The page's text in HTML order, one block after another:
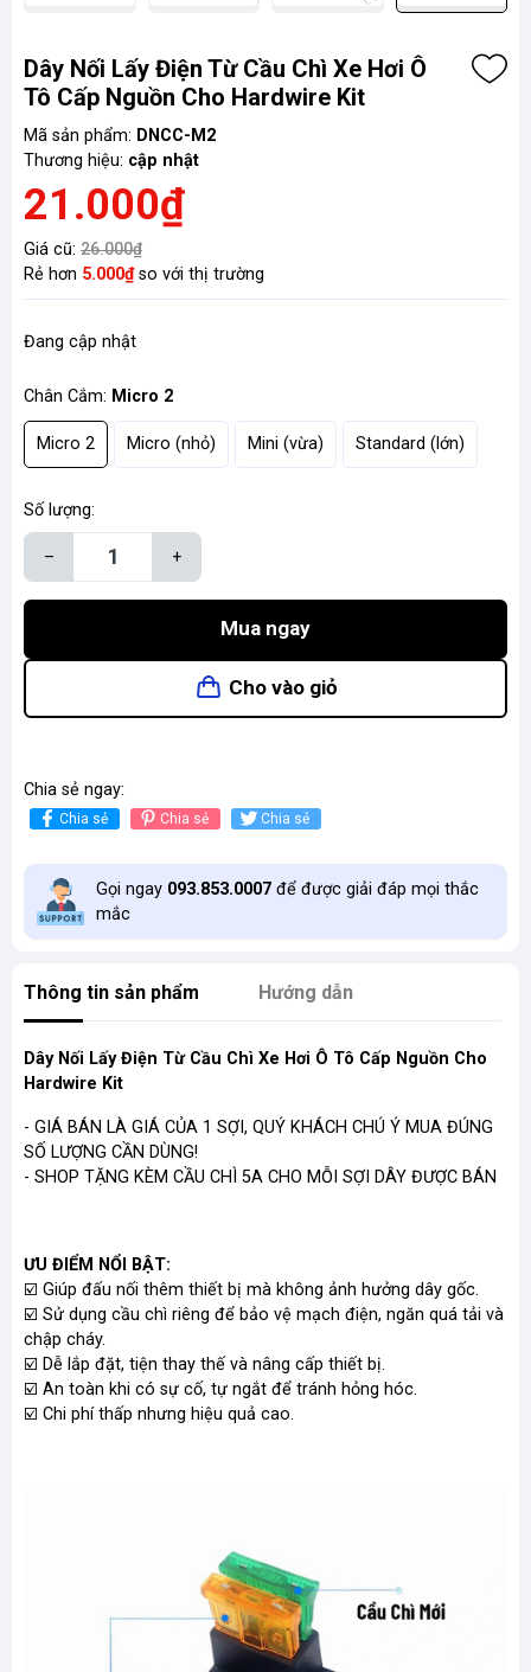
Dây Nối Lấy Điện Từ Cầu Chì Xe Hơi Ô
Tô Cấp Nguồn Cho Hardwire Kit
Mã sản phẩm: DNCC-M2
Thương hiệu: cập nhật
21.000₫
Giá cũ: 26.000₫
Rẻ hơn 5.000₫so với thị trường
Đang cập nhật
Chân Cắm: Micro 2
Micro 2 Micro (nhỏ) Mini (vừa) Standard (lớn)
Số lượng:
– +
Mua ngay
Cho vào giỏ
Chia sẻ ngay:
Chia sẻ Chia sẻ Chia sẻ
Gọi ngay 093.853.0007 để được giải đáp mọi thắc
mắc
Thông tin sản phẩm Hướng dẫn
Dây Nối Lấy Điện Từ Cầu Chì Xe Hơi Ô Tô Cấp Nguồn Cho
Hardwire Kit
- GIÁ BÁN LÀ GIÁ CỦA 1 SỢI, QUÝ KHÁCH CHÚ Ý MUA ĐÚNG
SỐ LƯỢNG CẦN DÙNG!
- SHOP TẶNG KÈM CẦU CHÌ 5A CHO MỖI SỢI DÂY ĐƯỢC BÁN
ƯU ĐIỂM NỔI BẬT:
☑️ Giúp đấu nối thêm thiết bị mà không ảnh hưởng dây gốc.
☑️ Sử dụng cầu chì riêng để bảo vệ mạch điện, ngăn quá tải và
chập cháy.
☑️ Dễ lắp đặt, tiện thay thế và nâng cấp thiết bị.
☑️ An toàn khi có sự cố, tự ngắt để tránh hỏng hóc.
☑️ Chi phí thấp nhưng hiệu quả cao.